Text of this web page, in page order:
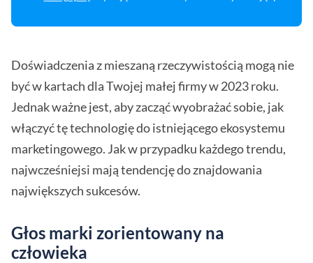
Doświadczenia z mieszaną rzeczywistością mogą nie
być w kartach dla Twojej małej firmy w 2023 roku.
Jednak ważne jest, aby zacząć wyobrażać sobie, jak
włączyć tę technologię do istniejącego ekosystemu
marketingowego. Jak w przypadku każdego trendu,
najwcześniejsi mają tendencję do znajdowania
największych sukcesów.
Głos marki zorientowany na
człowieka